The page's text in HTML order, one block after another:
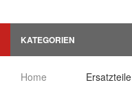
KATEGORIEN
Home Ersatzteile